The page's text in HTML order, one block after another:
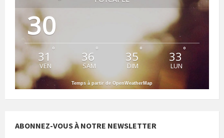
30
31 °
VEN
36 °
SAM
35°
DIM
33 °
LUN
Temps à partir de OpenWeatherMap
ABONNEZ-VOUS À NOTRE NEWSLETTER